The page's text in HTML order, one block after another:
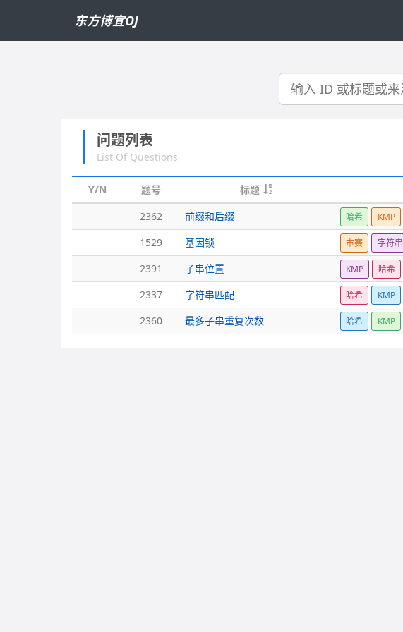
东方博宜OJ
搜
问题列表
List Of Questions
Y/N 题号 标题
2362
前缀和后缀 哈希 KMP
1529
基因锁 市赛 字符串
2391
子串位置 KMP 哈希
2337
字符串匹配 哈希 KMP
2360
最多子串重复次数 哈希 KMP